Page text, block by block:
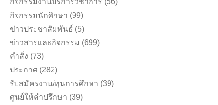
กิจกรรมงานบริการวิชาการ (56)
กิจกรรมนักศึกษา (99)
ข่าวประชาสัมพันธ์ (5)
ข่าวสารและกิจกรรม (699)
คำสั่ง (73)
ประกาศ (282)
รับสมัครงาน/ทุนการศึกษา (39)
ศูนย์ให้คำปรึกษา (39)